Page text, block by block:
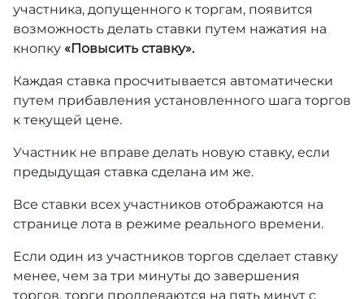
участника, допущенного к торгам, появится
возможность делать ставки путем нажатия на
кнопку «Повысить ставку».
Каждая ставка просчитывается автоматически
путем прибавления установленного шага торгов
к текущей цене.
Участник не вправе делать новую ставку, если
предыдущая ставка сделана им же.
Все ставки всех участников отображаются на
странице лота в режиме реального времени.
Если один из участников торгов сделает ставку
менее, чем за три минуты до завершения
торгов, торги продлеваются на пять минут с